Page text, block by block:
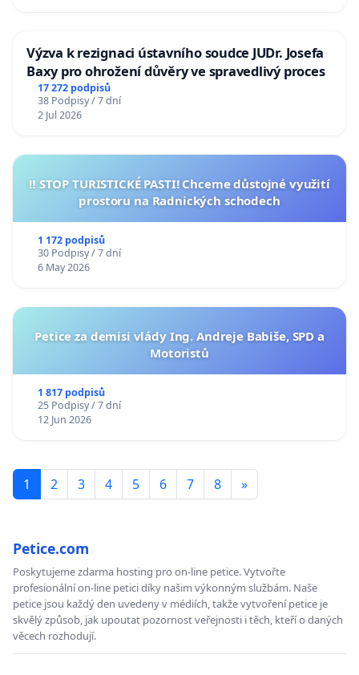
Výzva k rezignaci ústavního soudce JUDr. Josefa
Baxy pro ohrožení důvěry ve spravedlivý proces
17 272 podpisů
38 Podpisy / 7 dní
2 Jul 2026
‼️ STOP TURISTICKÉ PASTI! Chceme důstojné využití
prostoru na Radnických schodech
1 172 podpisů
30 Podpisy / 7 dní
6 May 2026
Petice za demisi vlády Ing. Andreje Babiše, SPD a
Motoristů
1 817 podpisů
25 Podpisy / 7 dní
12 Jun 2026
1 2 3 4 5 6 7 8 »
Petice.com
Poskytujeme zdarma hosting pro on-line petice. Vytvořte
profesionální on-line petici díky našim výkonným službám. Naše
petice jsou každý den uvedeny v médiích, takže vytvoření petice je
skvělý způsob, jak upoutat pozornost veřejnosti i těch, kteří o daných
věcech rozhodují.